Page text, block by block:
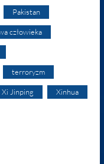
Pakistan
człowieka
terroryzm
Xi Jinping Xinhua